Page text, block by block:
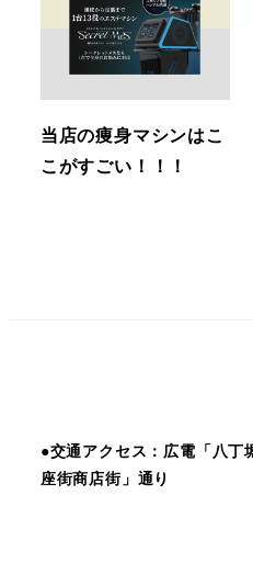
当店の痩身マシンはこ
こがすごい！！！
●交通アクセス：広電「八丁
座街商店街」通り